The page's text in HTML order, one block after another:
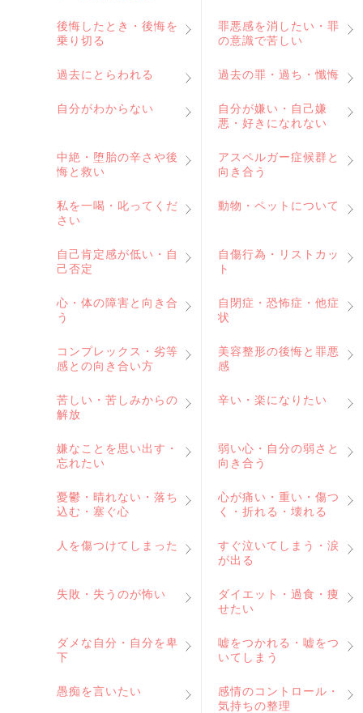
後悔したとき・後悔を
乗り切る
罪悪感を消したい・罪
の意識で苦しい
過去にとらわれる 過去の罪・過ち・懺悔
自分がわからない
自分が嫌い・自己嫌
悪・好きになれない
中絶・堕胎の辛さや後
悔と救い
アスペルガー症候群と
向き合う
私を一喝・叱ってくだ
さい
動物・ペットについて
自己肯定感が低い・自
己否定
自傷行為・リストカッ
ト
心・体の障害と向き合
う
自閉症・恐怖症・他症
状
コンプレックス・劣等
感との向き合い方
美容整形の後悔と罪悪
感
苦しい・苦しみからの
解放
辛い・楽になりたい
嫌なことを思い出す・
忘れたい
弱い心・自分の弱さと
向き合う
憂鬱・晴れない・落ち
込む・塞ぐ心
心が痛い・重い・傷つ
く・折れる・壊れる
人を傷つけてしまった
すぐ泣いてしまう・涙
が出る
失敗・失うのが怖い
ダイエット・過食・痩
せたい
ダメな自分・自分を卑
下
嘘をつかれる・嘘をつ
いてしまう
愚痴を言いたい
感情のコントロール・
気持ちの整理